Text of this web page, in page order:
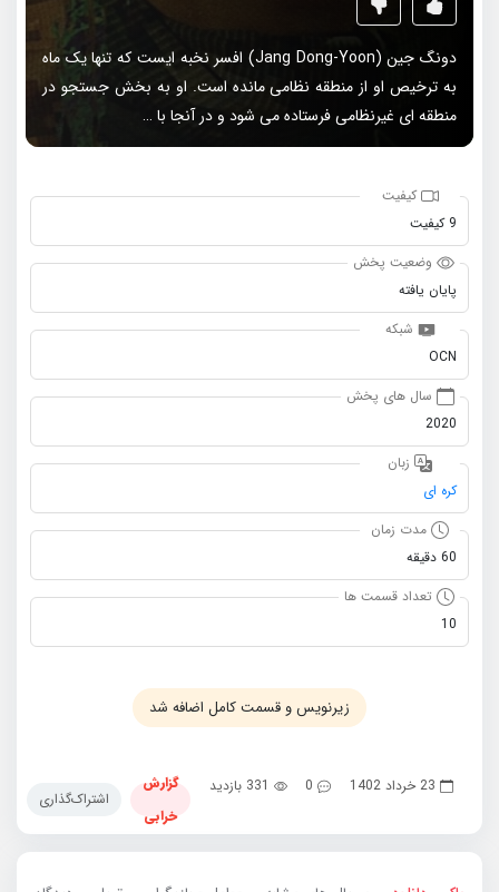
دونگ جین (Jang Dong-Yoon) افسر نخبه ایست که تنها یک ماه
به ترخیص او از منطقه نظامی مانده است. او به بخش جستجو در
منطقه ای غیرنظامی فرستاده می شود و در آنجا با …
کیفیت
9 کیفیت
وضعیت پخش
پایان یافته
شبکه
OCN
سال های پخش
2020
زبان
کره ای
مدت زمان
60 دقیقه
تعداد قسمت ها
10
زیرنویس و قسمت کامل اضافه شد
23 خرداد 1402 0 331 بازدید
گزارش
خرابی
اشتراک‌گذاری